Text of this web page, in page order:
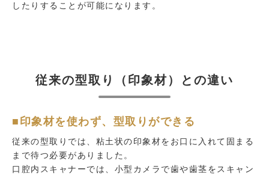
したりすることが可能になります。
従来の型取り（印象材）との違い
■印象材を使わず、型取りができる
従来の型取りでは、粘土状の印象材をお口に入れて固まる
まで待つ必要がありました。
口腔内スキャナーでは、小型カメラで歯や歯茎をスキャン